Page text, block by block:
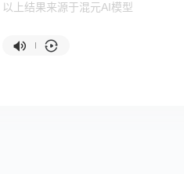
以上结果来源于混元AI模型